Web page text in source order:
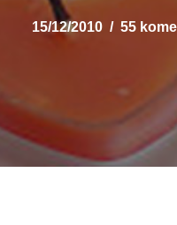
15/12/2010 55